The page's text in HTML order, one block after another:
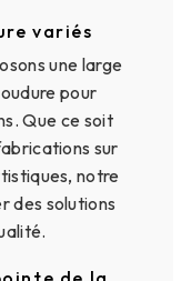
variés
une large
pour
Que ce soit
sur
notre
des solutions